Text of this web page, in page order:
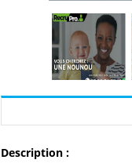
Description :